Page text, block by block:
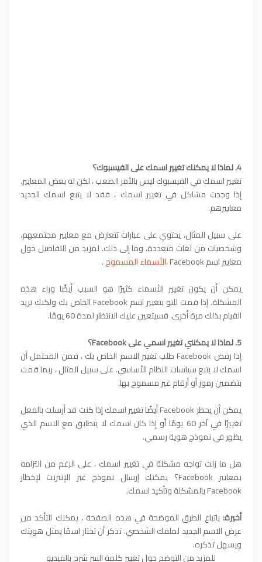
4. لماذا لا يمكنك تغيير اسمك على الفيسبوك؟
تغيير اسمك في الفيسبوك ليس بالأمر الصعب ، لكن له بعض المعايير.
إذا وجدت مشاكل في تغيير اسمك ، فقد لا يتبع اسمك الجديد
معاييرهم.
على سبيل المثال، يحتوي على عبارات تتعارض مع معايير مجتمعهم،
وشخصيات من لغات متعددة، وما إلى ذلك. لمزيد من التفاصيل حول
معايير اسم Facebook ،
الأسماء المسموح.
يمكن أن يكون تغيير الأسماء كثيرًا هو السبب أيضًا وراء هذه
المشكلة. إذا قمت للتو بتغيير اسم Facebook الخاص بك ولكنك تريد
القيام بذلك مرة أخرى، فسيتعين عليك الانتظار لمدة 60 يومًا.
5. لماذا لا يمكنني تغيير اسمي على Facebook؟
إذا رفض Facebook طلب تغيير الاسم الخاص بك ، فمن المحتمل أن
اسمك لا يتبع سياسات النظام الأساسي. على سبيل المثال ، ربما قمت
بتضمين رموز أو أرقام غير مسموح بها.
يمكن أن يحظر Facebook أيضًا تغيير اسمك إذا كنت قد أرسلت بالفعل
تغييرًا في آخر 60 يومًا أو إذا كان اسمك لا يتطابق مع الاسم الذي
يظهر في نموذج هوية رسمي.
هل ما زلت تواجه مشكلة في تغيير اسمك ، على الرغم من التزامه
بمعايير Facebook؟ يمكنك إرسال نموذج عبر الإنترنت لإخطار
Facebook بالمشكلة وتأكيد اسمك.
أخيرة: باتباع الطرق الموضحة في هذه الصفحة ، يمكنك التأكد من
عرض الاسم الجديد لملفك الشخصي.تذكر أن تختار اسمًا يمثل هويتك
ويسهل تذكره.
للمزيد من التوضح حول تغيير كلمة السر شرح بالفيديو